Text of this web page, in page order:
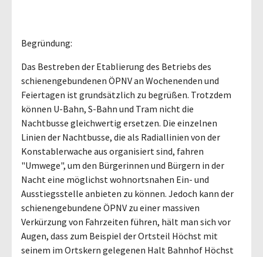
Begründung:
Das Bestreben der Etablierung des Betriebs des
schienengebundenen ÖPNV an Wochenenden und
Feiertagen ist grundsätzlich zu begrüßen. Trotzdem
können U-Bahn, S-Bahn und Tram nicht die
Nachtbusse gleichwertig ersetzen. Die einzelnen
Linien der Nachtbusse, die als Radiallinien von der
Konstablerwache aus organisiert sind, fahren
"Umwege", um den Bürgerinnen und Bürgern in der
Nacht eine möglichst wohnortsnahen Ein- und
Ausstiegsstelle anbieten zu können. Jedoch kann der
schienengebundene ÖPNV zu einer massiven
Verkürzung von Fahrzeiten führen, hält man sich vor
Augen, dass zum Beispiel der Ortsteil Höchst mit
seinem im Ortskern gelegenen Halt Bahnhof Höchst